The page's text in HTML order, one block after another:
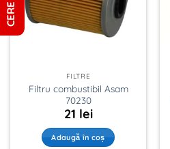
FILTRE
Filtru combustibil Asam
70230
21 lei
Adaugă în coș